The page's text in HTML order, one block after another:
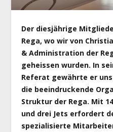
Der diesjährige
Rega, wo wir von
& Administration der
geheissen wurden. In
Referat gewährte er
die beeindruckende
Struktur der Rega. Mit
und drei Jets erfordert
spezialisierte